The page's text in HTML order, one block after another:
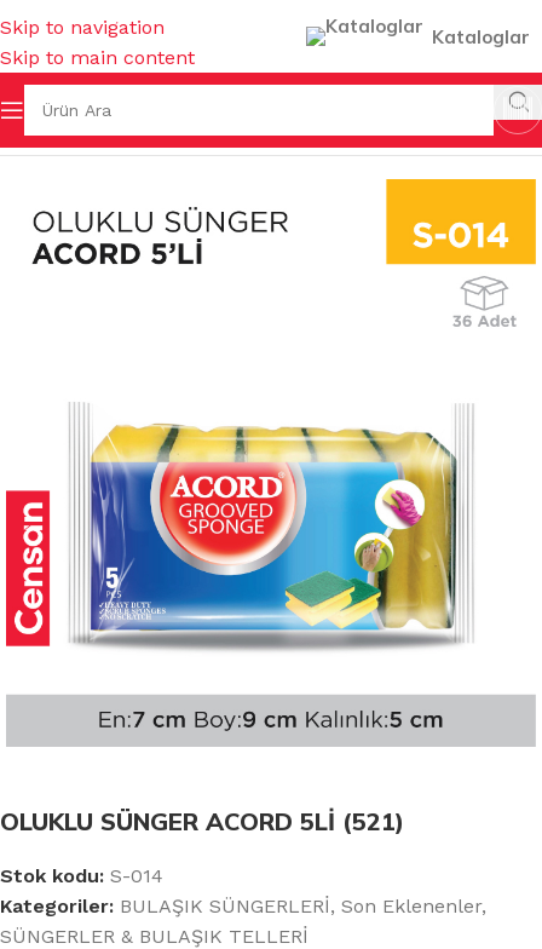
Skip to navigation
Skip to main content
Kataloglar
/SÜNGERLER & BULAŞIK TELLERİ BULAŞIK SÜNGERLERİ
OLUKLU SÜNGER ACORD 5Lİ (521)
Stok kodu: S-014
Kategoriler: BULAŞIK SÜNGERLERİ, Son Eklenenler,
SÜNGERLER & BULAŞIK TELLERİ